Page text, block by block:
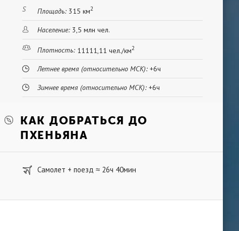
Площадь: 315 км2
Население: 3,5 млн чел.
Плотность: 11111,11 чел./км2
Летнее время (относительно МСК): +6ч
Зимнее время (относительно МСК): +6ч
КАК ДОБРАТЬСЯ ДО
ПХЕНЬЯНА
Самолет + поезд ≈ 26ч 40мин